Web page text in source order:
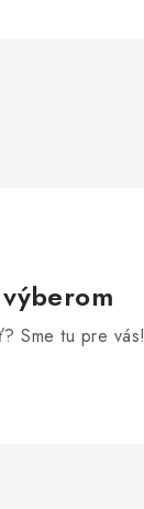
Sme tu pre vás!